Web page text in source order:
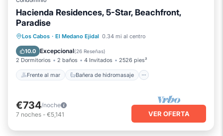
Hacienda Residences, 5-Star, Beachfront,
Paradise
Los Cabos · El Medano Ejidal 0.34 mi al centro
10.0 Excepcional(26 Reseñas)
2 Dormitorios 2 baños 4 Invitados 2526 pies²
Frente al mar Bañera de hidromasaje
Frente al mar
Bañera de hidromasaje
Spa
Piscina
€734/noche
7 noches - €5,141 VER OFERTA